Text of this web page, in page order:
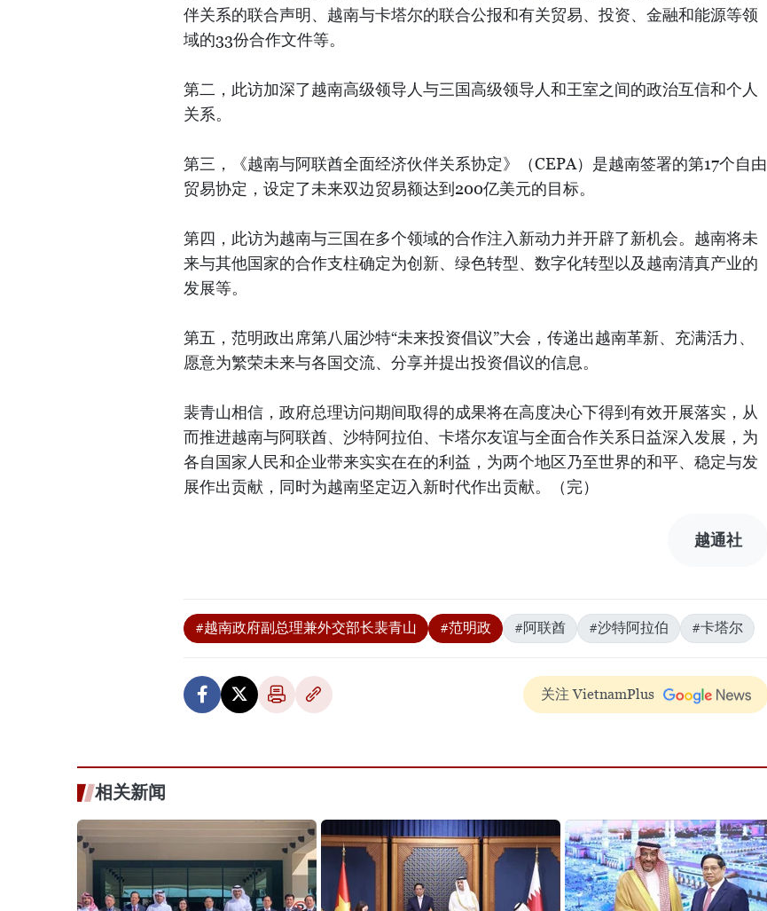
伴关系的联合声明、越南与卡塔尔的联合公报和有关贸易、投资、金融和能源等领
域的33份合作文件等。
第二，此访加深了越南高级领导人与三国高级领导人和王室之间的政治互信和个人
关系。
第三，《越南与阿联酋全面经济伙伴关系协定》（CEPA）是越南签署的第17个自由
贸易协定，设定了未来双边贸易额达到200亿美元的目标。
第四，此访为越南与三国在多个领域的合作注入新动力并开辟了新机会。越南将未
来与其他国家的合作支柱确定为创新、绿色转型、数字化转型以及越南清真产业的
发展等。
第五，范明政出席第八届沙特“未来投资倡议”大会，传递出越南革新、充满活力、
愿意为繁荣未来与各国交流、分享并提出投资倡议的信息。
裴青山相信，政府总理访问期间取得的成果将在高度决心下得到有效开展落实，从
而推进越南与阿联酋、沙特阿拉伯、卡塔尔友谊与全面合作关系日益深入发展，为
各自国家人民和企业带来实实在在的利益，为两个地区乃至世界的和平、稳定与发
展作出贡献，同时为越南坚定迈入新时代作出贡献。（完）
越通社
#越南政府副总理兼外交部长裴青山 #范明政 #阿联酋 #沙特阿拉伯 #卡塔尔
关注 VietnamPlus
相关新闻